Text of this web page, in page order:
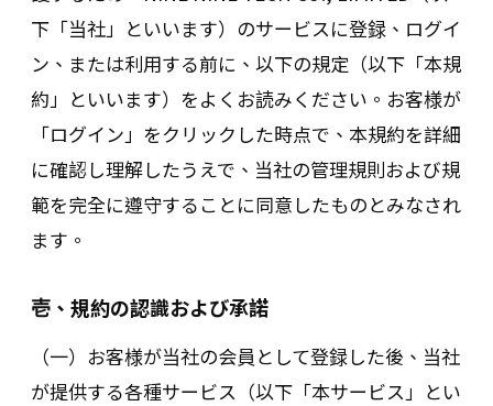
下「当社」といいます）のサービスに登録、ログイ
ン、または利用する前に、以下の規定（以下「本規
約」といいます）をよくお読みください。お客様が
「ログイン」をクリックした時点で、本規約を詳細
に確認し理解したうえで、当社の管理規則および規
範を完全に遵守することに同意したものとみなされ
ます。
壱、規約の認識および承諾
（一）お客様が当社の会員として登録した後、当社
が提供する各種サービス（以下「本サービス」とい